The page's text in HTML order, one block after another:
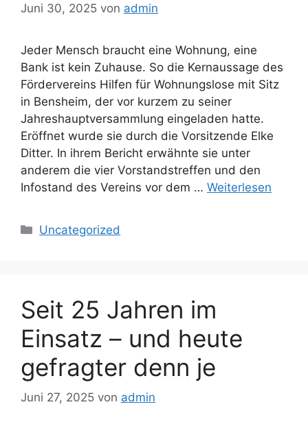
Juni 30, 2025 von admin
Jeder Mensch braucht eine Wohnung, eine
Bank ist kein Zuhause. So die Kernaussage des
Fördervereins Hilfen für Wohnungslose mit Sitz
in Bensheim, der vor kurzem zu seiner
Jahreshauptversammlung eingeladen hatte.
Eröffnet wurde sie durch die Vorsitzende Elke
Ditter. In ihrem Bericht erwähnte sie unter
anderem die vier Vorstandstreffen und den
Infostand des Vereins vor dem … Weiterlesen
Kategorien
Uncategorized
Seit 25 Jahren im
Einsatz – und heute
gefragter denn je
Juni 27, 2025 von admin